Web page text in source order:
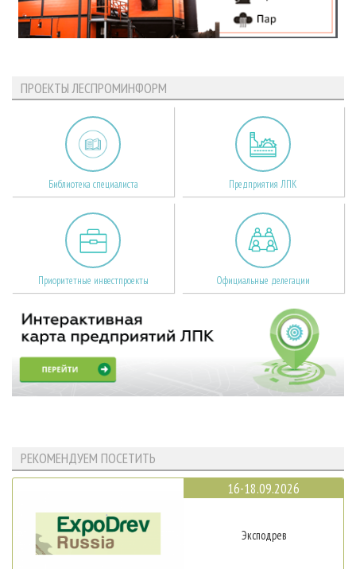
ПРОЕКТЫ ЛЕСПРОМИНФОРМ
Библиотека специалиста Предприятия ЛПК
Приоритетные инвестпроекты Официальные делегации
РЕКОМЕНДУЕМ ПОСЕТИТЬ
16-18.09.2026
Эксподрев